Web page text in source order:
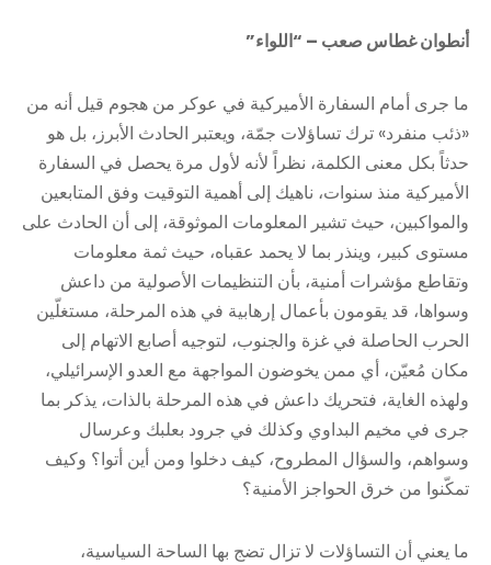
أنطوان غطاس صعب – “اللواء”
ما جرى أمام السفارة الأميركية في عوكر من هجوم قيل أنه من
«ذئب منفرد» ترك تساؤلات جمّة، ويعتبر الحادث الأبرز، بل هو
حدثاً بكل معنى الكلمة، نظراً لأنه لأول مرة يحصل في السفارة
الأميركية منذ سنوات، ناهيك إلى أهمية التوقيت وفق المتابعين
والمواكبين، حيث تشير المعلومات الموثوقة، إلى أن الحادث على
مستوى كبير، وينذر بما لا يحمد عقباه، حيث ثمة معلومات
وتقاطع مؤشرات أمنية، بأن التنظيمات الأصولية من داعش
وسواها، قد يقومون بأعمال إرهابية في هذه المرحلة، مستغلّين
الحرب الحاصلة في غزة والجنوب، لتوجيه أصابع الاتهام إلى
مكان مُعيّن، أي ممن يخوضون المواجهة مع العدو الإسرائيلي،
ولهذه الغاية، فتحريك داعش في هذه المرحلة بالذات، يذكر بما
جرى في مخيم البداوي وكذلك في جرود بعلبك وعرسال
وسواهم، والسؤال المطروح، كيف دخلوا ومن أين أتوا؟ وكيف
تمكّنوا من خرق الحواجز الأمنية؟
ما يعني أن التساؤلات لا تزال تضج بها الساحة السياسية،